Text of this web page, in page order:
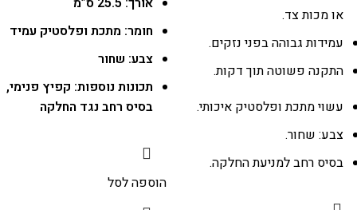
או מכות צד.
עמידות גבוהה בפני נזקים.
התקנה פשוטה תוך דקות.
עשוי מתכת ופלסטיק איכותי.
צבע: שחור.
בסיס רחב למניעת החלקה.
חומר: מתכת ופלסטיק עמיד
צבע: שחור
תכונות נוספות: קפיץ פנימי,
בסיס רחב נגד החלקה
הוספה לסל